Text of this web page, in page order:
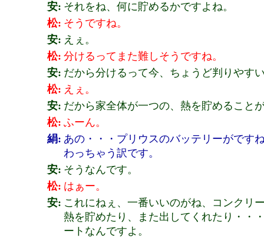
安: それをね、何に貯めるかですよね。
松: そうですね。
安: えぇ。
松: 分けるってまた難しそうですね。
安: だから分けるって今、ちょうど判りやす
松: えぇ。
安: だから家全体が一つの、熱を貯めること
松: ふーん。
絹: あの・・・プリウスのバッテリーがです
わっちゃう訳です。
安: そうなんです。
松: はぁー。
安: これにねぇ、一番いいのがね、コンクリ
熱を貯めたり、また出してくれたり・・
ートなんですよ。